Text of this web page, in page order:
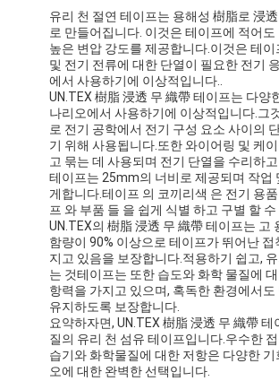
공장 견학
품질 관리
문의하기
점착성 절연 테이프
유리 섬유 절연 테이프
열 저항성 절연 테이프
유리 섬유 접착 테이프
폴리 이미드 필름 접착 테이프
알루미늄 호일 접착 테이프
유리 천 절연 테이프는 용해성 樹脂로 浸
로 만들어집니다. 이것은 테이프에 적어
높은 변압 강도를 제공합니다.이것은 테
및 전기 전류에 대한 단열이 필요한 전기
에서 사용하기에 이상적입니다..
UN.TEX 樹脂 浸透 무 織帶 테이프는 다양
나리오에서 사용하기에 이상적입니다.그
로 전기 공학에서 전기 구성 요소 사이의
기 위해 사용됩니다.또한 와이어링 및 케
고 묶는 데 사용되며 전기 단열을 수리하
테이프는 25mm의 너비로 제공되며 작업
게합니다.테이프 의 코끼리색 은 전기 용
프 와 부품 들 을 쉽게 식별 하고 구별 할 수
UN.TEX의 樹脂 浸透 무 織帶 테이프는 고
함량이 90% 이상으로 테이프가 뛰어난 접
지고 있음을 보장합니다.적용하기 쉽고,
는 것테이프는 또한 습도와 화학 물질에
항력을 가지고 있으며, 혹독한 환경에서도
유지하도록 보장합니다.
요약하자면, UN.TEX 樹脂 浸透 무 織帶 테
질의 유리 천 섬유 테이프입니다.우수한
습기와 화학물질에 대한 저항은 다양한 기
오에 대한 완벽한 선택입니다.